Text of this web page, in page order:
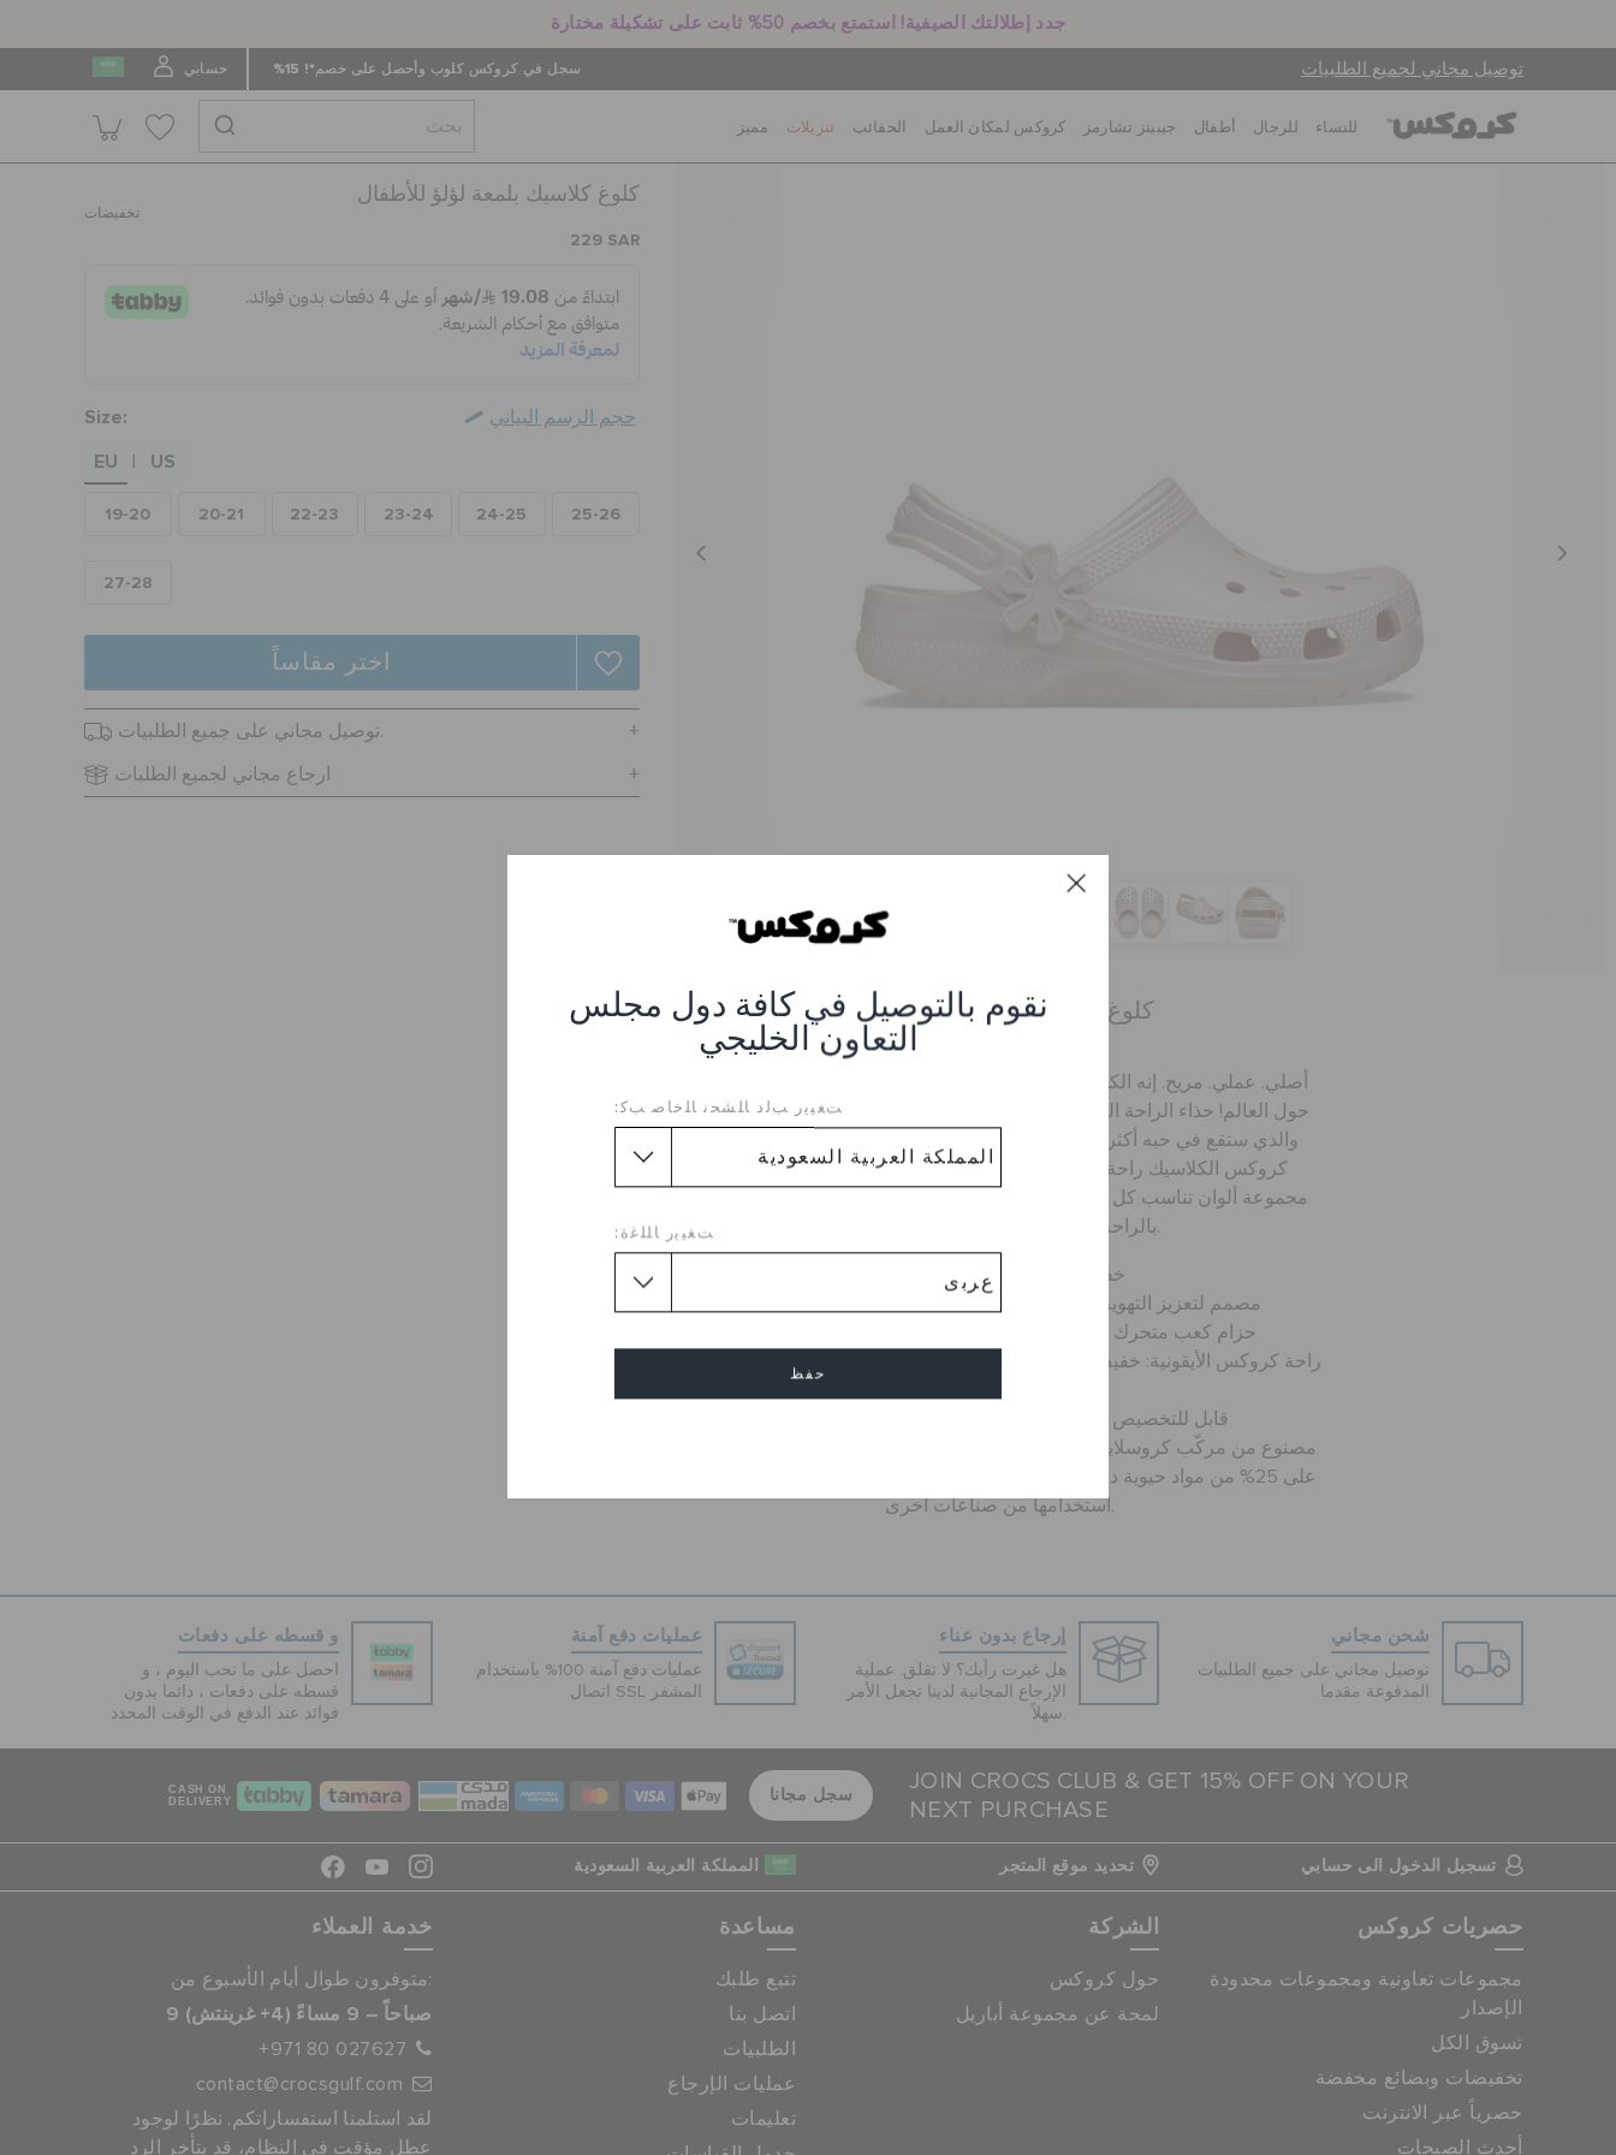
جدد إطلالتك الصيفية! استمتع بخصم 50% ثابت على تشكيلة مختارة
توصيل مجاني لجميع الطلبيات سجل في كروكس كلوب وأحصل على خصم*! 15% حسابي
نقوم بالتوصيل في كافة دول مجلس
التعاون الخليجي
ﺖﻐﻴﻳﺭ ﺐﻟﺩ ﺎﻠﺸﺤﻧ ﺎﻠﺧﺎﺻ ﺐﻛ:
ﺖﻐﻴﻳﺭ ﺎﻠﻠﻏﺓ:
حفظ
للنساء للرجال أطفال جيبيتز تشارمز كروكس لمكان العمل الحقائب تنزيلات مميز
كلوغ كلاسيك بلمعة لؤلؤ للأطفال
تخفيضات
229 SAR
Size:
EU
US
19-20 20-21 22-23 23-24 24-25 25-26
27-28
حجم الرسم البياني
اختر مقاساً
توصيل مجاني على جميع الطلبيات.
ارجاع مجاني لجميع الطلبات
كلوغ كلاسيك بلمعة لؤلؤ للأطفال
العنصر #CR-212815-6UR_Quartz
أصلي. عملي. مريح. إنه الكلوغ الأيقوني الذي أطلق ثورة الراحة
حول العالم! حذاء الراحة الجريء والمفضل للاستخدام اليومي،
والذي ستقع في حبه أكثر فأكثر مع كل يوم ترتديه. يوفر كلوغ
كروكس الكلاسيك راحة كروكس الأيقونية خفيفة الوزن، مع
مجموعة ألوان تناسب كل شخصية، ودعوة مستمرة للاستمتاع
بالراحة التامة وأنت ترتدي حذاءك بكل ثقة.
خفيف للغاية وممتع عند الارتداء
مصمم لتعزيز التهوية والحفاظ على انتعاش القدم
حزام كعب متحرك يمنحك ملاءمة أكثر ثباتًا وأمانًا
راحة كروكس الأيقونية: خفيف الوزن، مرن، وراحة شاملة
قابل للتخصيص باستخدام إكسسوارات جيبيتز
مصنوع من مركّب كروسلايت المبتكر، والذي يحتوي الآن
على 25% من مواد حيوية دائرية مثل زيوت الطهي المعاد
استخدامها من صناعات أخرى.
شحن مجاني
توصيل مجاني على جميع الطلبيات
المدفوعة مقدما
إرجاع بدون عناء
هل غيرت رأيك؟ لا تقلق. عملية
الإرجاع المجانية لدينا تجعل الأمر
سهلاً.
عمليات دفع آمنة
عمليات دفع آمنة 100% باستخدام
اتصال SSL المشفر
و قسطه على دفعات
احصل على ما تحب اليوم ، و
قسطه على دفعات ، دائما بدون
فوائد عند الدفع في الوقت المحدد
JOIN CROCS CLUB & GET 15% OFF ON YOUR
NEXT PURCHASE
سجل مجانا
CASH ON
DELIVERY
تسجيل الدخول الى حسابي تحديد موقع المتجر المملكة العربية السعودية
حصريات كروكس
مجموعات تعاونية ومجموعات محدودة
الإصدار
تسوق الكل
تخفيضات وبضائع مخفضة
حصرياً عبر الانترنت
أحدث الصيحات
الشركة
حول كروكس
لمحة عن مجموعة أباريل
مساعدة
تتبع طلبك
اتصل بنا
الطلبيات
عمليات الإرجاع
تعليمات
خدمة العملاء
متوفرون طوال أيام الأسبوع من:
9 صباحاً – 9 مساءً (4+ غرينتش)
+971 80 027627
contact@crocsgulf.com
لقد استلمنا استفساراتكم. نظرًا لوجود
عطل مؤقت في النظام، قد يتأخر الرد